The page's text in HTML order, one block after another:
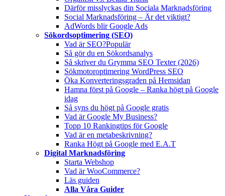
Därför misslyckas din Sociala Marknadsföring
Social Marknadsföring – Är det viktigt?
AdWords blir Google Ads
Sökordsoptimering (SEO)
Vad är SEO?Populär
Så gör du en Sökordsanalys
Så skriver du Grymma SEO Texter (2026)
Sökmotoroptimering WordPress SEO
Öka Konverteringsgraden på Hemsidan
Hamna först på Google – Ranka högt på Google
idag
Så syns du högt på Google gratis
Vad är Google My Business?
Topp 10 Rankingtips för Google
Vad är en metabeskrivning?
Ranka Högt på Google med E.A.T
Digital Marknadsföring
Starta Webshop
Vad är WooCommerce?
Läs guiden
Alla Våra Guider